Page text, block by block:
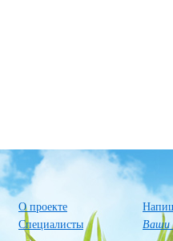
О проекте
Специалисты
Ваши